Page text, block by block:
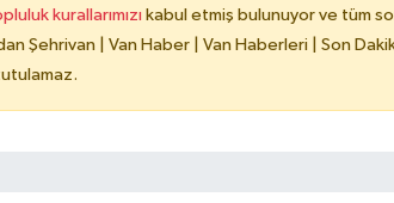
kurallarımızı kabul etmiş bulunuyor ve tüm
Şehrivan | Van Haber | Van Haberleri | Son